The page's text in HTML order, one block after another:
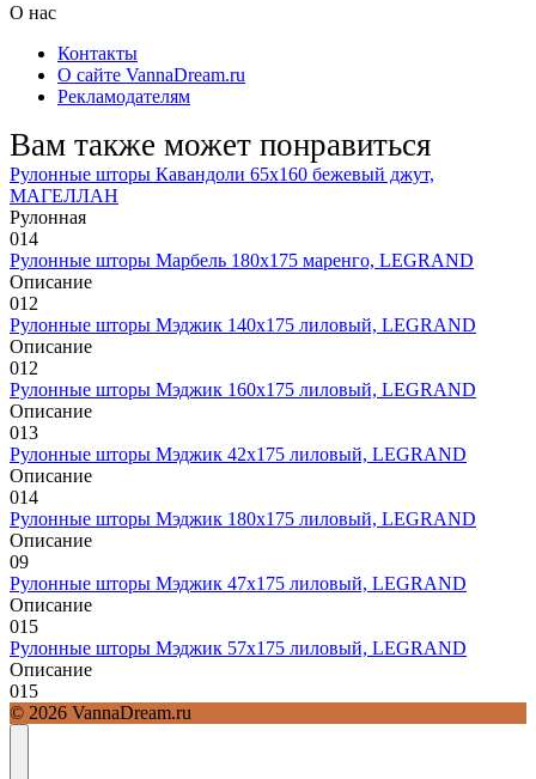
О нас
Контакты
О сайте VannaDream.ru
Рекламодателям
Вам также может понравиться
Рулонные шторы Кавандоли 65х160 бежевый джут,
МАГЕЛЛАН
Рулонная
014
Рулонные шторы Марбель 180х175 маренго, LEGRAND
Описание
012
Рулонные шторы Мэджик 140х175 лиловый, LEGRAND
Описание
012
Рулонные шторы Мэджик 160х175 лиловый, LEGRAND
Описание
013
Рулонные шторы Мэджик 42х175 лиловый, LEGRAND
Описание
014
Рулонные шторы Мэджик 180х175 лиловый, LEGRAND
Описание
09
Рулонные шторы Мэджик 47х175 лиловый, LEGRAND
Описание
015
Рулонные шторы Мэджик 57х175 лиловый, LEGRAND
Описание
015
© 2026 VannaDream.ru